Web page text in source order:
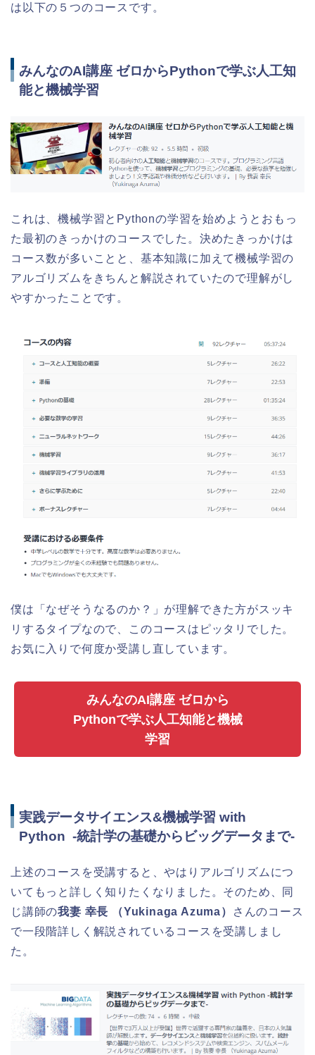
は以下の５つのコースです。
みんなのAI講座 ゼロからPythonで学ぶ人工知
能と機械学習
これは、機械学習とPythonの学習を始めようとおもっ
た最初のきっかけのコースでした。決めたきっかけは
コース数が多いことと、基本知識に加えて機械学習の
アルゴリズムをきちんと解説されていたので理解がし
やすかったことです。
僕は「なぜそうなるのか？」が理解できた方がスッキ
リするタイプなので、このコースはピッタリでした。
お気に入りで何度か受講し直しています。
みんなのAI講座 ゼロから
Pythonで学ぶ人工知能と機械
学習
実践データサイエンス&機械学習 with
Python -統計学の基礎からビッグデータまで-
上述のコースを受講すると、やはりアルゴリズムにつ
いてもっと詳しく知りたくなりました。そのため、同
じ講師の我妻 幸長 （Yukinaga Azuma）
さんのコース
で一段階詳しく解説されているコースを受講しまし
た。